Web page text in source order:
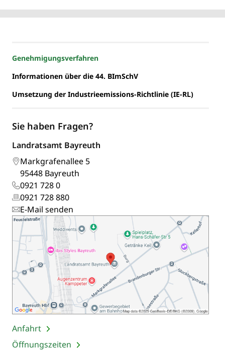
Genehmigungsverfahren
Informationen über die 44. BImSchV
Umsetzung der Industrieemissions-Richtlinie (IE-RL)
Sie haben Fragen?
Landratsamt Bayreuth
Markgrafenallee 5
95448 Bayreuth
0921 728 0
0921 728 880
E-Mail senden
Anfahrt
Öffnungszeiten